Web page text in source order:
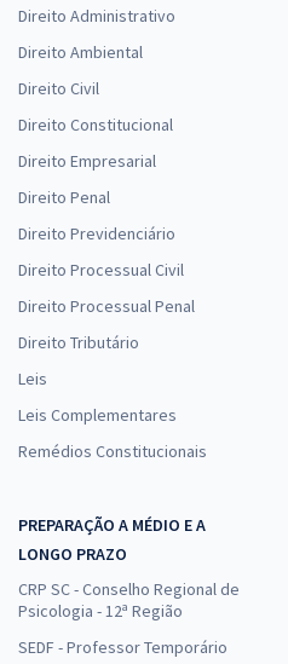
Direito Administrativo
Direito Ambiental
Direito Civil
Direito Constitucional
Direito Empresarial
Direito Penal
Direito Previdenciário
Direito Processual Civil
Direito Processual Penal
Direito Tributário
Leis
Leis Complementares
Remédios Constitucionais
PREPARAÇÃO A MÉDIO E A
LONGO PRAZO
CRP SC - Conselho Regional de
Psicologia - 12ª Região
SEDF - Professor Temporário